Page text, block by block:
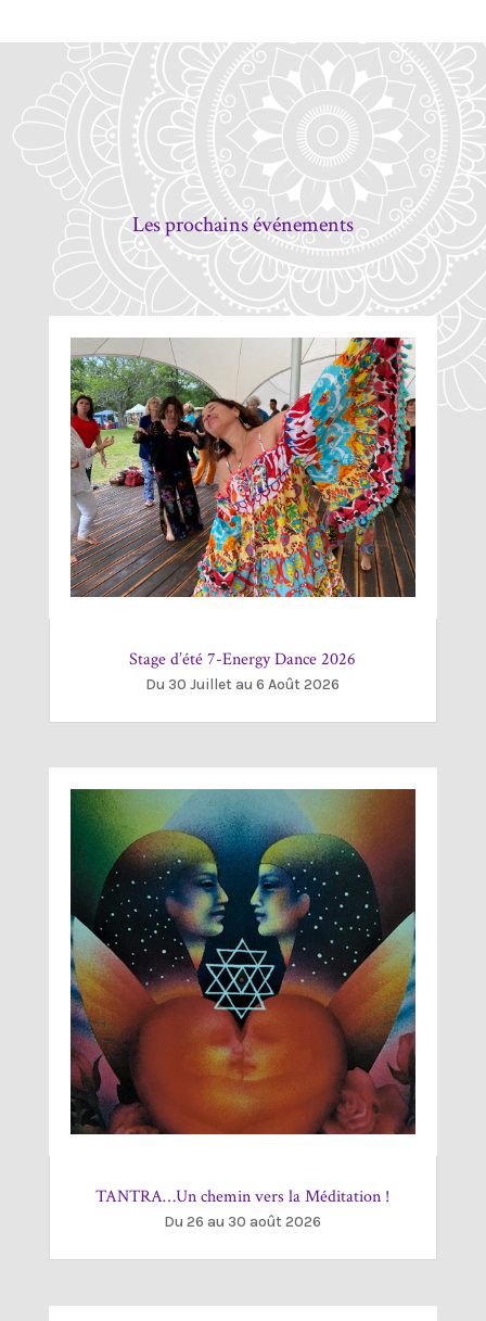
Les prochains événements
Stage d’été 7-Energy Dance 2026
Du 30 Juillet au 6 Août 2026
TANTRA…Un chemin vers la Méditation !
Du 26 au 30 août 2026